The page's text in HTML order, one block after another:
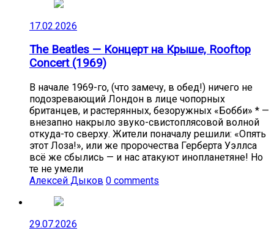
17.02.2026
The Beatles — Концерт на Крыше, Rooftop
Concert (1969)
В начале 1969-го, (что замечу, в обед!) ничего не
подозревающий Лондон в лице чопорных
британцев, и растерянных, безоружных «Бобби» * —
внезапно накрыло звуко-свистоплясовой волной
откуда-то сверху. Жители поначалу решили: «Опять
этот Лоза!», или же пророчества Герберта Уэллса
всё же сбылись — и нас атакуют инопланетяне! Но
те не умели
Алексей Дыков 0 comments
29.07.2026